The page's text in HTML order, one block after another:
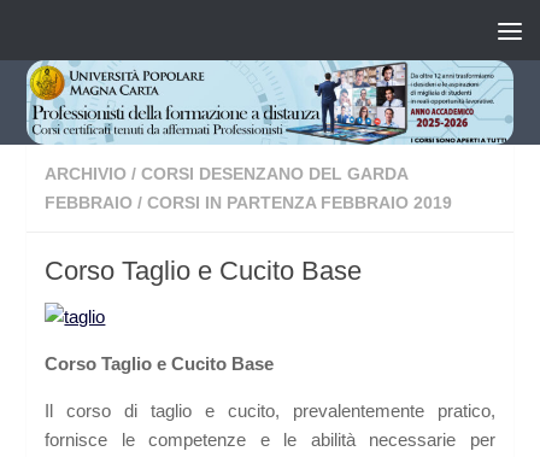
ARCHIVIO / CORSI DESENZANO DEL GARDA
FEBBRAIO / CORSI IN PARTENZA FEBBRAIO 2019
Corso Taglio e Cucito Base
Corso Taglio e Cucito Base
Il corso di taglio e cucito, prevalentemente pratico,
fornisce le competenze e le abilità necessarie per